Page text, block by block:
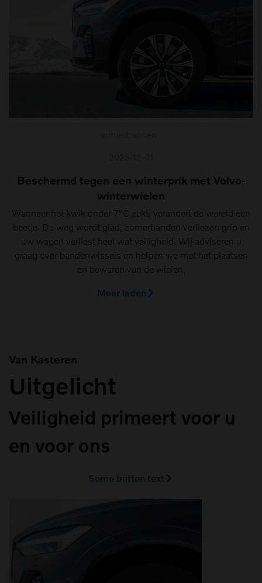
Beschermd tegen een winterprik met Volvo-
winterwielen
Wanneer het kwik onder 7°C zakt, verandert de wereld een
beetje. De weg wordt glad, zomerbanden verliezen grip en
uw wagen verliest heel wat veiligheid. Wij adviseren u
graag over bandenwissels en helpen we met het plaatsen
en bewaren van de wielen.
Meer laden
Van Kasteren
Uitgelicht
Veiligheid primeert voor u
en voor ons
Some button text